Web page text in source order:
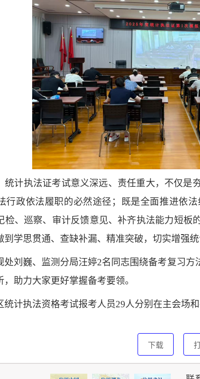
统计执法证考试意义深远、责任重大，不仅是
行政依法履职的必然途径；既是全面推进依
检、 巡察、 审计反馈意见、补齐执法能力短板
到学思贯通、查缺补漏、精准突破，切实增强
处刘巍、监测分局汪婷2名 同志 围绕备考复习方
助力大家更好掌握备考要领。
统计执法资格考试报考人员29人分别在主会场
下载